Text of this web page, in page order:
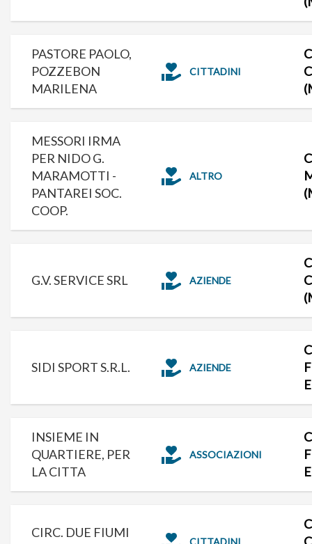
PASTORE PAOLO,
POZZEBON
MARILENA
CITTADINI
MESSORI IRMA
PER NIDO G.
MARAMOTTI -
PANTAREI SOC.
COOP.
ALTRO
G.V. SERVICE SRL AZIENDE
SIDI SPORT S.R.L. AZIENDE
INSIEME IN
QUARTIERE, PER
LA CITTA
ASSOCIAZIONI
CIRC. DUE FIUMI
CITTADINI